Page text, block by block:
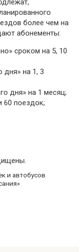
более чем на
абонементы:
сроком на 5, 10
дня» на 1, 3
дня» на 1 месяц;
60 поездок;
и автобусов